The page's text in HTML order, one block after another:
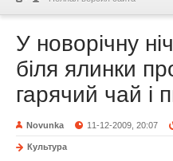
У новорічну
біля ялинки
гарячий чай і
Novunka 11-12-2009, 20:07
Культура